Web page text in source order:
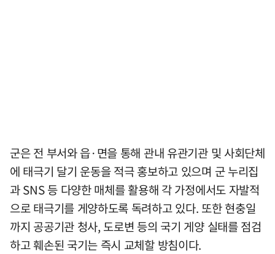
군은 전 부서와 읍·면을 통해 관내 유관기관 및 사회단체
에 태극기 달기 운동을 적극 홍보하고 있으며 군 누리집
과 SNS 등 다양한 매체를 활용해 각 가정에서도 자발적
으로 태극기를 게양하도록 독려하고 있다. 또한 현충일
까지 공공기관 청사, 도로변 등의 국기 게양 실태를 점검
하고 훼손된 국기는 즉시 교체할 방침이다.